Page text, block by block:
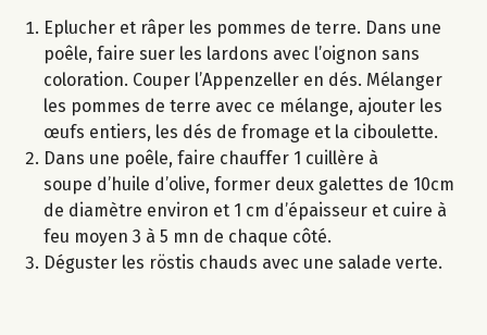
Eplucher et râper les pommes de terre. Dans une
poêle, faire suer les lardons avec l’oignon sans
coloration. Couper l’Appenzeller en dés. Mélanger
les pommes de terre avec ce mélange, ajouter les
œufs entiers, les dés de fromage et la ciboulette.
Dans une poêle, faire chauffer 1 cuillère à
soupe d’huile d’olive, former deux galettes de 10cm
de diamètre environ et 1 cm d’épaisseur et cuire à
feu moyen 3 à 5 mn de chaque côté.
Déguster les röstis chauds avec une salade verte.